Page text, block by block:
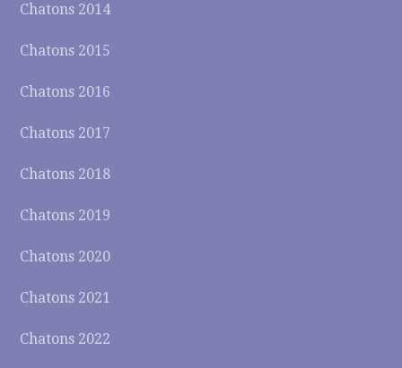
Chatons 2014
Chatons 2015
Chatons 2016
Chatons 2017
Chatons 2018
Chatons 2019
Chatons 2020
Chatons 2021
Chatons 2022